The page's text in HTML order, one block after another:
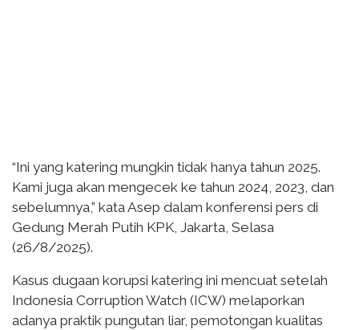
“Ini yang katering mungkin tidak hanya tahun 2025.
Kami juga akan mengecek ke tahun 2024, 2023, dan
sebelumnya,” kata Asep dalam konferensi pers di
Gedung Merah Putih KPK, Jakarta, Selasa
(26/8/2025).
Kasus dugaan korupsi katering ini mencuat setelah
Indonesia Corruption Watch (ICW) melaporkan
adanya praktik pungutan liar, pemotongan kualitas